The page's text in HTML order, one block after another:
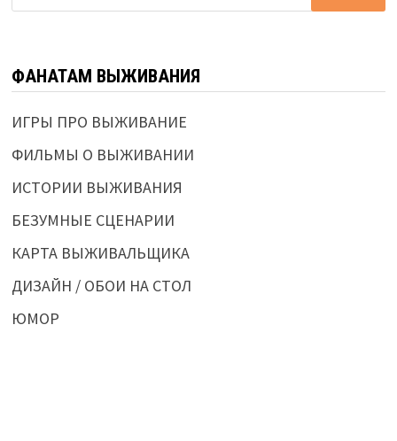
ФАНАТАМ ВЫЖИВАНИЯ
ИГРЫ ПРО ВЫЖИВАНИЕ
ФИЛЬМЫ О ВЫЖИВАНИИ
ИСТОРИИ ВЫЖИВАНИЯ
БЕЗУМНЫЕ СЦЕНАРИИ
КАРТА ВЫЖИВАЛЬЩИКА
ДИЗАЙН / ОБОИ НА СТОЛ
ЮМОР